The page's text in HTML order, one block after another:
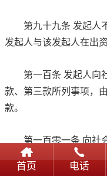
第九十九条 发起人
发起人与该发起人在出
第一百条 发起人向
款、 第三款所列事项，
款。
第一百零一条 向社
第一百零二条股份
首页 电话